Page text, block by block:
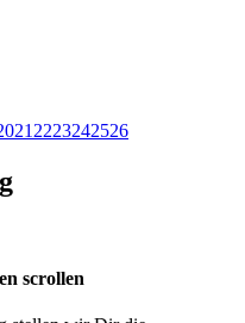
21 2223242526
scrollen